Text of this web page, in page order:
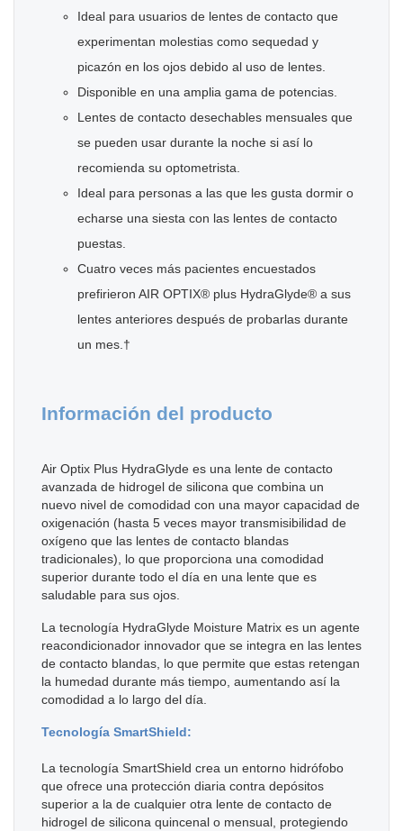
Ideal para usuarios de lentes de contacto que
experimentan molestias como sequedad y
picazón en los ojos debido al uso de lentes.
Disponible en una amplia gama de potencias.
Lentes de contacto desechables mensuales que
se pueden usar durante la noche si así lo
recomienda su optometrista.
Ideal para personas a las que les gusta dormir o
echarse una siesta con las lentes de contacto
puestas.
Cuatro veces más pacientes encuestados
prefirieron AIR OPTIX® plus HydraGlyde® a sus
lentes anteriores después de probarlas durante
un mes.†
Información del producto
Air Optix Plus HydraGlyde es una lente de contacto
avanzada de hidrogel de silicona que combina un
nuevo nivel de comodidad con una mayor capacidad de
oxigenación (hasta 5 veces mayor transmisibilidad de
oxígeno que las lentes de contacto blandas
tradicionales), lo que proporciona una comodidad
superior durante todo el día en una lente que es
saludable para sus ojos.
La tecnología HydraGlyde Moisture Matrix es un agente
reacondicionador innovador que se integra en las lentes
de contacto blandas, lo que permite que estas retengan
la humedad durante más tiempo, aumentando así la
comodidad a lo largo del día.
Tecnología SmartShield:
La tecnología SmartShield crea un entorno hidrófobo
que ofrece una protección diaria contra depósitos
superior a la de cualquier otra lente de contacto de
hidrogel de silicona quincenal o mensual, protegiendo